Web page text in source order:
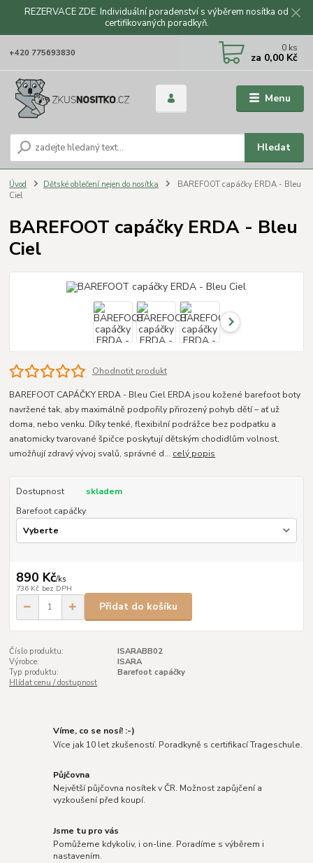
REZERVACE ZDE. Individuální poradenství s výběrem nosítka od
certifikovaných poradkyň.
Menu
Hledat
+420 775693830 0 ks
za 0,00 Kč
Úvod Dětské oblečení nejen do nosítka
BAREFOOT capáčky ERDA - Bleu
Ciel
BAREFOOT capáčky ERDA - Bleu
Ciel
Ohodnotit produkt
BAREFOOT CAPÁČKY ERDA - Bleu Ciel ERDA jsou kožené barefoot boty
navržené tak, aby maximálně podpořily přirozený pohyb dětí – ať už
doma, nebo venku. Díky tenké, flexibilní podrážce bez podpatku a
anatomicky tvarované špičce poskytují dětským chodidlům volnost,
umožňují zdravý vývoj svalů, správné d... celý popis
Dostupnost
skladem
Barefoot capáčky
890 Kč/ks
736 Kč bez DPH
Přidat do košíku
Číslo produktu:
ISARABB02
Výrobce:
ISARA
Typ produktu:
Barefoot capáčky
Hlídat cenu / dostupnost
Víme, co se nosí! :-)
Více jak 10 let zkušeností. Poradkyně s certifikací Trageschule.
Půjčovna
Největší půjčovna nosítek v ČR. Možnost zapůjčení a
vyzkoušení před koupí.
Jsme tu pro vás
Pomůžeme kdykoliv, i on-line. Poradíme s výběrem i
nastavením.